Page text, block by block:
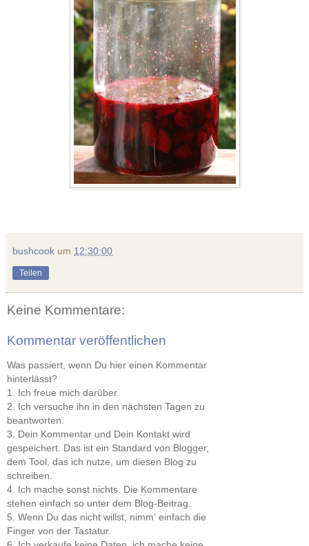
bushcook um 12:30:00
Teilen
Keine Kommentare:
Kommentar veröffentlichen
Was passiert, wenn Du hier einen Kommentar
hinterlässt?
1. Ich freue mich darüber.
2. Ich versuche ihn in den nächsten Tagen zu
beantworten.
3. Dein Kommentar und Dein Kontakt wird
gespeichert. Das ist ein Standard von Blogger,
dem Tool, das ich nutze, um diesen Blog zu
schreiben.
4. Ich mache sonst nichts. Die Kommentare
stehen einfach so unter dem Blog-Beitrag.
5. Wenn Du das nicht willst, nimm' einfach die
Finger von der Tastatur.